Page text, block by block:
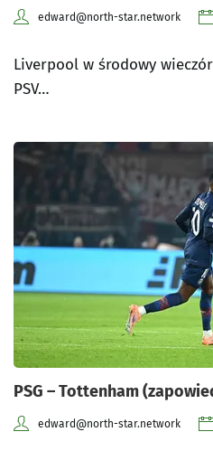
edward@north-star.network
Liverpool w środowy
PSV…
PSG – Tottenham
edward@north-star.network